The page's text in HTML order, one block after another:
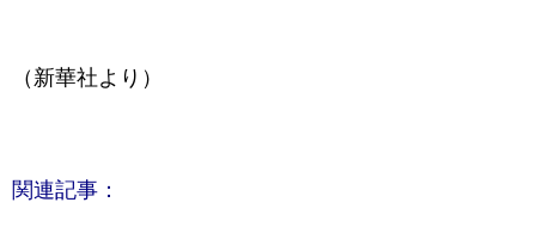
（新華社より）
関連記事：